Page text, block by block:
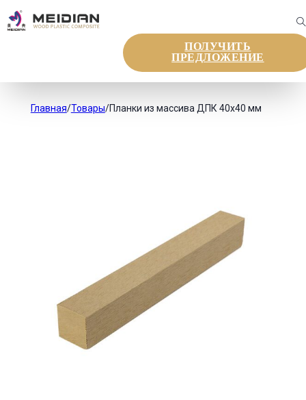
ПОЛУЧИТЬ
ПРЕДЛОЖЕНИЕ
Главная/Товары/Планки из массива ДПК 40x40 мм